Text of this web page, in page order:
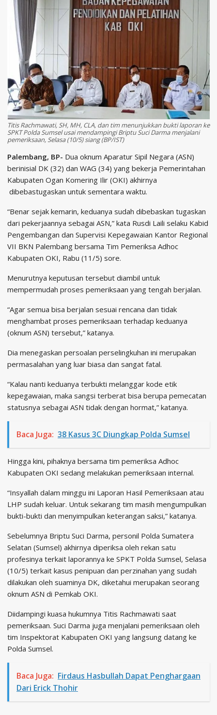
Titis Rachmawati, SH, MH, CLA, dan tim menunjukkan bukti laporan ke
SPKT Polda Sumsel usai mendampingi Briptu Suci Darma menjalani
pemeriksaan, Selasa (10/5) siang (BP/IST)
Palembang, BP- Dua oknum Aparatur Sipil Negara (ASN)
berinisial DK (32) dan WAG (34) yang bekerja Pemerintahan
Kabupaten Ogan Komering Ilir (OKI) akhirnya
dibebastugaskan untuk sementara waktu.
“Benar sejak kemarin, keduanya sudah dibebaskan tugaskan
dari pekerjaannya sebagai ASN,” kata Rusdi Laili selaku Kabid
Pengembangan dan Supervisi Kepegawaian Kantor Regional
VII BKN Palembang bersama Tim Pemeriksa Adhoc
Kabupaten OKI, Rabu (11/5) sore.
Menurutnya keputusan tersebut diambil untuk
mempermudah proses pemeriksaan yang tengah berjalan.
“Agar semua bisa berjalan sesuai rencana dan tidak
menghambat proses pemeriksaan terhadap keduanya
(oknum ASN) tersebut,” katanya.
Dia menegaskan persoalan perselingkuhan ini merupakan
permasalahan yang luar biasa dan sangat fatal.
“Kalau nanti keduanya terbukti melanggar kode etik
kepegawaian, maka sangsi terberat bisa berupa pemecatan
statusnya sebagai ASN tidak dengan hormat,” katanya.
Baca Juga: 38 Kasus 3C Diungkap Polda Sumsel
Hingga kini, pihaknya bersama tim pemeriksa Adhoc
Kabupaten OKI sedang melakukan pemeriksaan internal.
“Insyallah dalam minggu ini Laporan Hasil Pemeriksaan atau
LHP sudah keluar. Untuk sekarang tim masih mengumpulkan
bukti-bukti dan menyimpulkan keterangan saksi,” katanya.
Sebelumnya Briptu Suci Darma, personil Polda Sumatera
Selatan (Sumsel) akhirnya diperiksa oleh rekan satu
profesinya terkait laporannya ke SPKT Polda Sumsel, Selasa
(10/5) terkait kasus penipuan dan perzinahan yang sudah
dilakukan oleh suaminya DK, diketahui merupakan seorang
oknum ASN di Pemkab OKI.
Diidampingi kuasa hukumnya Titis Rachmawati saat
pemeriksaan. Suci Darma juga menjalani pemeriksaan oleh
tim Inspektorat Kabupaten OKI yang langsung datang ke
Polda Sumsel.
Baca Juga: Firdaus Hasbullah Dapat Penghargaan
Dari Erick Thohir